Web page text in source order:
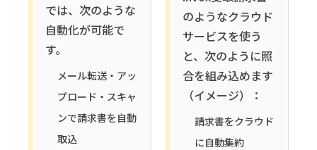
では、次のような
自動化が可能で
す。
メール転送・アッ
プロード・スキャ
ンで請求書を自動
取込
のようなクラウド
サービスを使う
と、次のように照
合を組み込めます
（イメージ）：
請求書をクラウド
に自動集約